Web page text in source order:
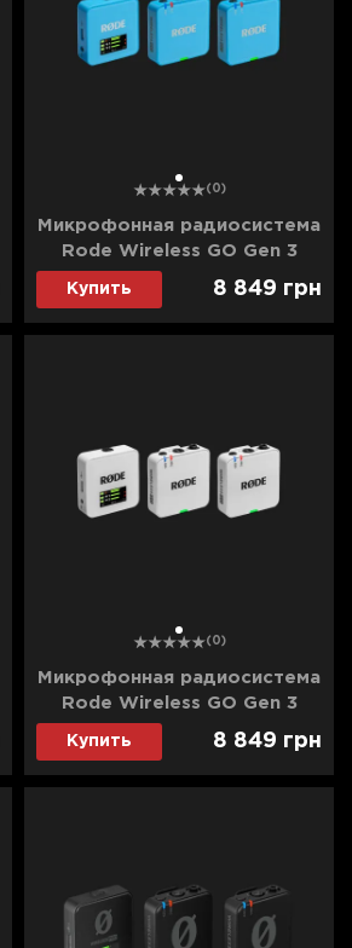
1 (0)
Микрофонная радиосистема
Rode Wireless GO Gen 3
(Blue)
Купить 8 849 грн
1 (0)
Микрофонная радиосистема
Rode Wireless GO Gen 3
(White)
Купить 8 849 грн